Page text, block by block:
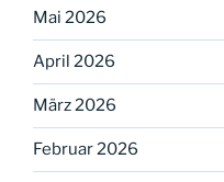
Mai 2026
April 2026
März 2026
Februar 2026